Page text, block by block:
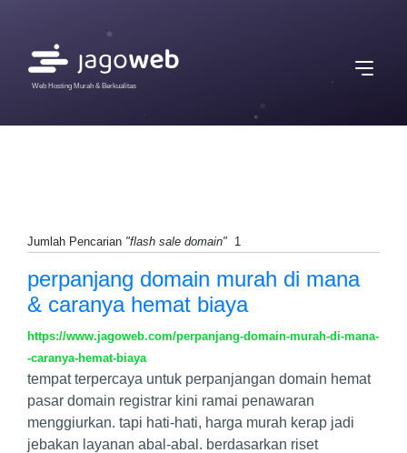
Web Hosting Murah & Berkualitas
Jumlah Pencarian "flash sale domain" 1
perpanjang domain murah di mana
& caranya hemat biaya
https://www.jagoweb.com/perpanjang-domain-murah-di-mana-
-caranya-hemat-biaya
tempat terpercaya untuk perpanjangan domain hemat
pasar domain registrar kini ramai penawaran
menggiurkan. tapi hati-hati, harga murah kerap jadi
jebakan layanan abal-abal. berdasarkan riset